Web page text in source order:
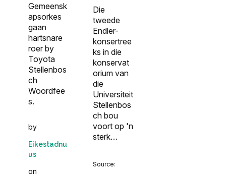
Gemeensk
apsorkes
gaan
hartsnare
roer by
Toyota
Stellenbos
ch
Woordfee
s.
by
Eikestadnu
us
on
Die
tweede
Endler-
konsertree
ks in die
konservat
orium van
die
Universiteit
Stellenbos
ch bou
voort op 'n
sterk…
Source: